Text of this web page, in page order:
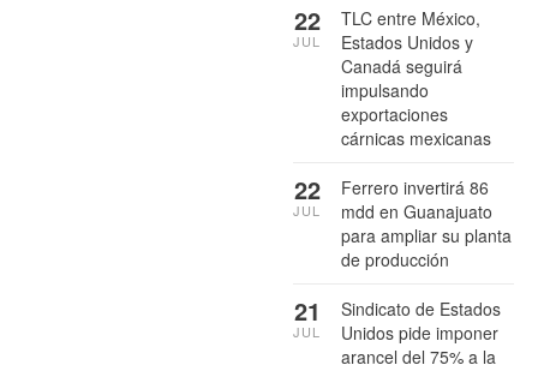
TLC entre México,
Estados Unidos y
Canadá seguirá
impulsando
exportaciones
cárnicas mexicanas
22
JUL
Ferrero invertirá 86
mdd en Guanajuato
para ampliar su planta
de producción
22
JUL
Sindicato de Estados
Unidos pide imponer
arancel del 75% a la
21
JUL